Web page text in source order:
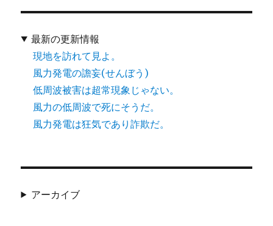
最新の更新情報
現地を訪れて見よ。
風力発電の譫妄(せんぼう)
低周波被害は超常現象じゃない。
風力の低周波で死にそうだ。
風力発電は狂気であり詐欺だ。
アーカイブ